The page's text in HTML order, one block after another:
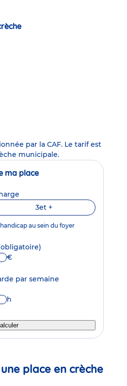
par la CAF. Le tarif est
municipale.
ma place
3et +
au sein du foyer
€
par semaine
h
place en crèche